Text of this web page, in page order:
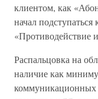
клиентом, как
начал
«Противодействие
Распальцовка на
наличие как